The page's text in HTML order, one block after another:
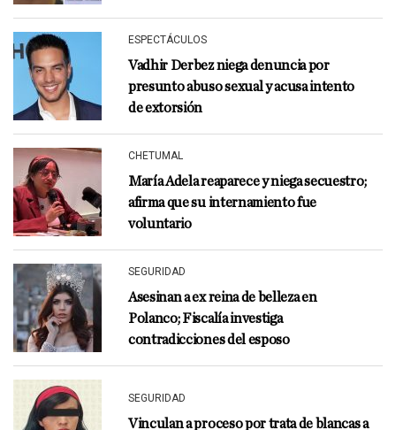
ESPECTÁCULOS
Vadhir Derbez niega denuncia por
presunto abuso sexual y acusa intento
de extorsión
CHETUMAL
María Adela reaparece y niega secuestro;
afirma que su internamiento fue
voluntario
SEGURIDAD
Asesinan a ex reina de belleza en
Polanco; Fiscalía investiga
contradicciones del esposo
SEGURIDAD
Vinculan a proceso por trata de blancas a